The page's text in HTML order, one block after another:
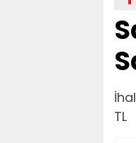
TL